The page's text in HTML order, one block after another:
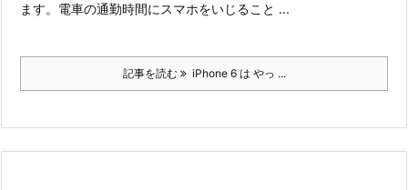
ます。電車の通勤時間にスマホをいじること ...
記事を読む iPhone 6 は やっ ...